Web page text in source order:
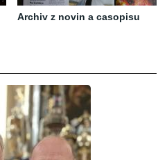
Archiv z novin a casopisu